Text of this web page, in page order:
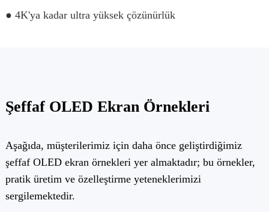
● 4K'ya kadar ultra yüksek çözünürlük
Şeffaf OLED Ekran Örnekleri
Aşağıda, müşterilerimiz için daha önce geliştirdiğimiz
şeffaf OLED ekran örnekleri yer almaktadır; bu örnekler,
pratik üretim ve özelleştirme yeteneklerimizi
sergilemektedir.